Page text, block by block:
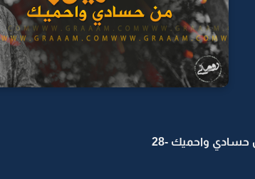
واحميك -28